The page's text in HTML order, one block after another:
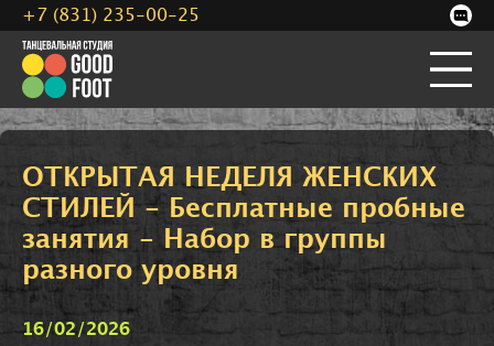
ОТКРЫТАЯ НЕДЕЛЯ ЖЕНСКИХ
СТИЛЕЙ - Бесплатные пробные
занятия - Набор в группы
разного уровня
16/02/2026
+7 (831) 235-00-25